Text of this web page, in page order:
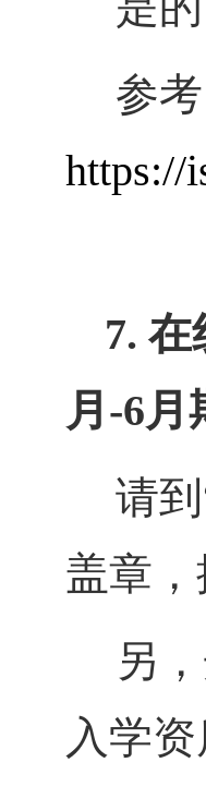
参考
https://
7.
月-6
请
盖章
另
入学